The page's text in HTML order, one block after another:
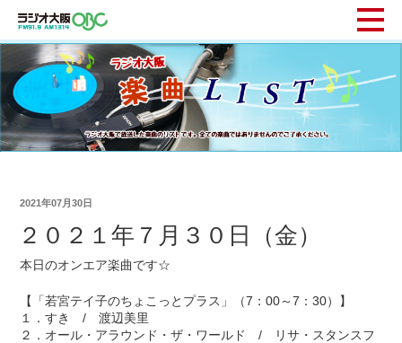
2021年07月30日
２０２１年７月３０日（金）
本日のオンエア楽曲です☆
【「若宮テイ子のちょこっとプラス」（7：00～7：30）】
１．すき / 渡辺美里
２．オール・アラウンド・ザ・ワールド / リサ・スタンスフ